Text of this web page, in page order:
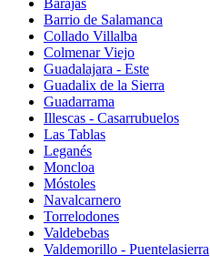
Barajas
Barrio de Salamanca
Collado Villalba
Colmenar Viejo
Guadalajara - Este
Guadalix de la Sierra
Guadarrama
Illescas - Casarrubuelos
Las Tablas
Leganés
Moncloa
Móstoles
Navalcarnero
Torrelodones
Valdebebas
Valdemorillo - Puentelasierra